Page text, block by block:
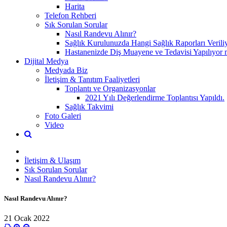
Harita
Telefon Rehberi
Sık Sorulan Sorular
Nasıl Randevu Alınır?
Sağlık Kurulunuzda Hangi Sağlık Raporları
Hastanenizde Diş Muayene ve Tedavisi Yapılıyor
Dijital Medya
Medyada Biz
İletişim & Tanıtım Faaliyetleri
Toplantı ve Organizasyonlar
2021 Yılı Değerlendirme Toplantısı Yapıldı.
Sağlık Takvimi
Foto Galeri
Video
İletişim & Ulaşım
Sık Sorulan Sorular
Nasıl Randevu Alınır?
Nasıl Randevu Alınır?
21 Ocak 2022